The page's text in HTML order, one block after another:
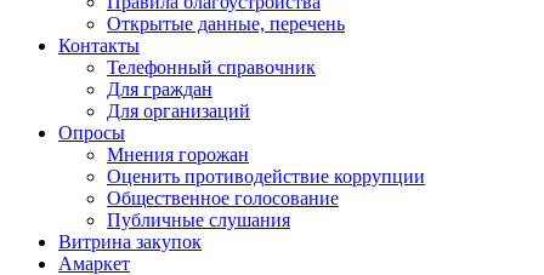
Открытые данные, перечень
Контакты
Телефонный справочник
Для граждан
Для организаций
Опросы
Мнения горожан
Оценить противодействие коррупции
Общественное голосование
Публичные слушания
Витрина закупок
Амаркет